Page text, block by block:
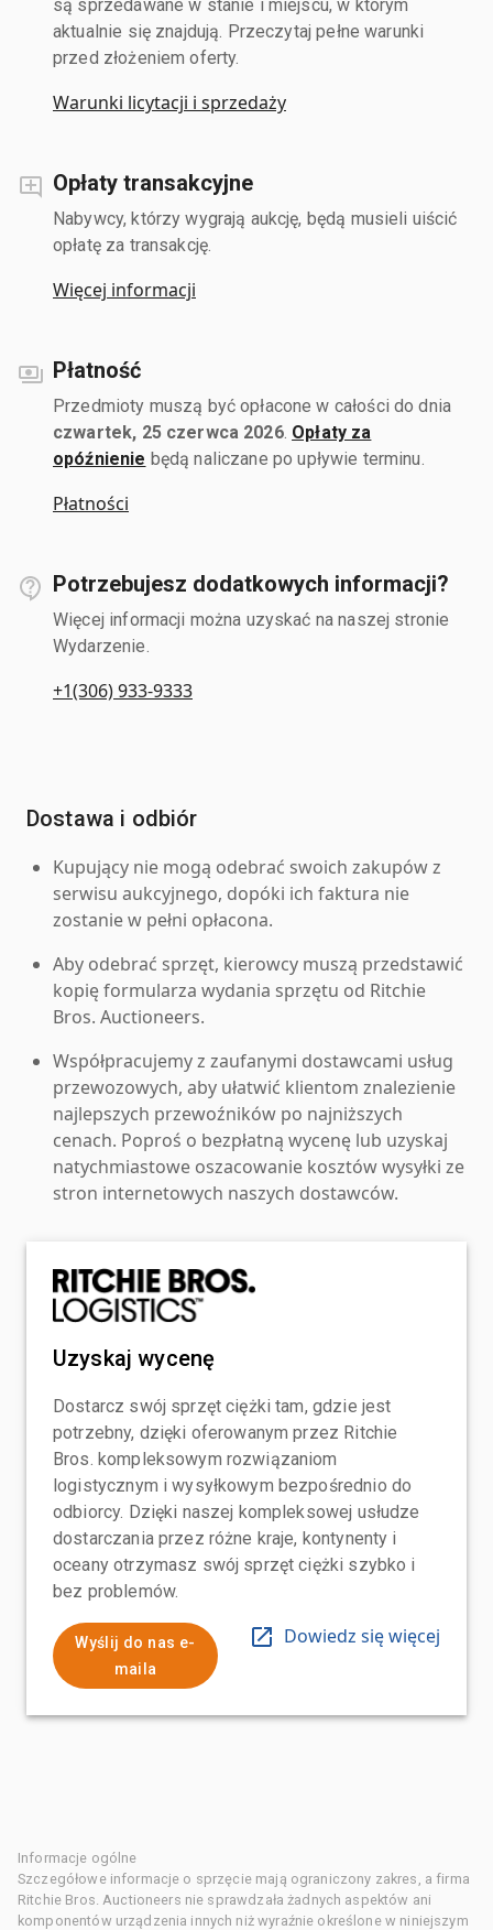
są sprzedawane w stanie i miejscu, w którym
aktualnie się znajdują. Przeczytaj pełne warunki
przed złożeniem oferty.
Warunki licytacji i sprzedaży
Opłaty transakcyjne
Nabywcy, którzy wygrają aukcję, będą musieli uiścić
opłatę za transakcję.
Więcej informacji
Płatność
Przedmioty muszą być opłacone w całości do dnia
czwartek, 25 czerwca 2026. Opłaty za
opóźnienie będą naliczane po upływie terminu.
Płatności
Potrzebujesz dodatkowych informacji?
Więcej informacji można uzyskać na naszej stronie
Wydarzenie.
+1(306) 933-9333
Dostawa i odbiór
Kupujący nie mogą odebrać swoich zakupów z
serwisu aukcyjnego, dopóki ich faktura nie
zostanie w pełni opłacona.
Aby odebrać sprzęt, kierowcy muszą przedstawić
kopię formularza wydania sprzętu od Ritchie
Bros. Auctioneers.
Współpracujemy z zaufanymi dostawcami usług
przewozowych, aby ułatwić klientom znalezienie
najlepszych przewoźników po najniższych
cenach. Poproś o bezpłatną wycenę lub uzyskaj
natychmiastowe oszacowanie kosztów wysyłki ze
stron internetowych naszych dostawców.
Uzyskaj wycenę
Dostarcz swój sprzęt ciężki tam, gdzie jest
potrzebny, dzięki oferowanym przez Ritchie
Bros. kompleksowym rozwiązaniom
logistycznym i wysyłkowym bezpośrednio do
odbiorcy. Dzięki naszej kompleksowej usłudze
dostarczania przez różne kraje, kontynenty i
oceany otrzymasz swój sprzęt ciężki szybko i
bez problemów.
Wyślij do nas e-
maila
Dowiedz się więcej
Informacje ogólne
Szczegółowe informacje o sprzęcie mają ograniczony zakres, a firma
Ritchie Bros. Auctioneers nie sprawdzała żadnych aspektów ani
komponentów urządzenia innych niż wyraźnie określone w niniejszym